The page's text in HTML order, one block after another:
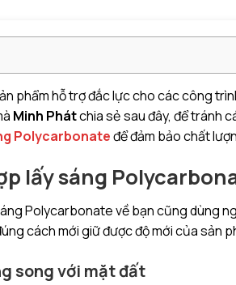
phẩm hỗ trợ đắc lực cho các công
Minh Phátchia sẻ sau đây, để tránh
Polycarbonateđể đảm bảo chất
lấy sáng
Polycarbonate về bạn cũng dùng
cách mới giữ được độ mới của sản
song với mặt đất